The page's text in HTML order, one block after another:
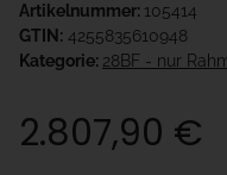
Artikelnummer: 105414
GTIN: 4255835610948
Kategorie: 28BF - nur
2.807,90 €